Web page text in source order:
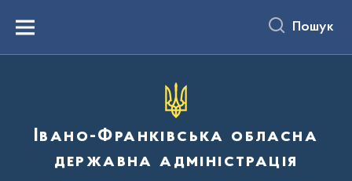
вмістуMenu Пошук
Івано-Франківська обласна
державна адміністрація